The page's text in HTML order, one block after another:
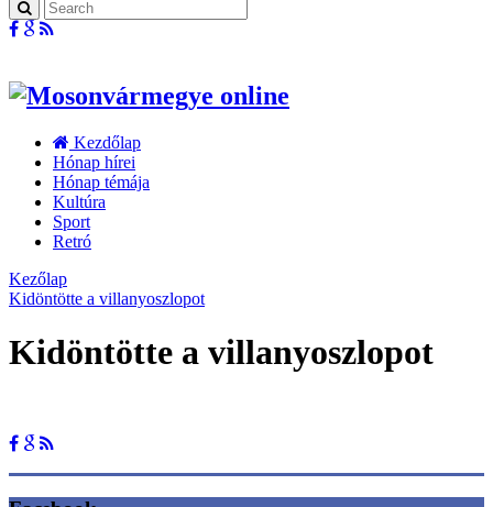
Kezdőlap
Hónap hírei
Hónap témája
Kultúra
Sport
Retró
Kezőlap
Kidöntötte a villanyoszlopot
Kidöntötte a villanyoszlopot